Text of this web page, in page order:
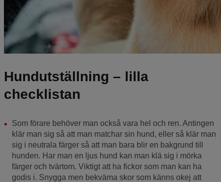
Hundutställning – lilla
checklistan
Som förare behöver man också vara hel och ren. Antingen
klär man sig så att man matchar sin hund, eller så klär man
sig i neutrala färger så att man bara blir en bakgrund till
hunden. Har man en ljus hund kan man klä sig i mörka
färger och tvärtom. Viktigt att ha fickor som man kan ha
godis i. Snygga men bekväma skor som känns okej att